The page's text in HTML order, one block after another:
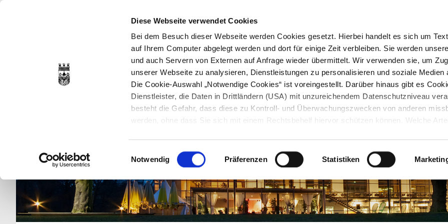
Diese Webseite verwendet Cookies
Bei dem Besuch dieser Webseite werden Cookies gesetzt. Hierbei handelt es sich um
auf Ihrem Computer abgelegt werden und dort für einige Zeit verbleiben. Sie werden
und auch Servern von Externen auf Anfrage wieder übermittelt. Wir verwenden sie, um
unserer Webseite zu analysieren, Dienstleistungen zu personalisieren und soziale Medien
Die Cookie-Auswahl „Notwendige Cookies“ ist voreingestellt. Darüber hinaus gibt es
Dienstleister, die Daten in Drittländern (USA) mit unzureichendem Datenschutzniveau
besteht die Gefahr, dass diese zu Kontroll- und Überwachungszwecken von anderen
werden, ohne dass Sie sich mit einem Rechtsbehelf hiervor schützen können. Welche
Datenschutzerklärung
entnehmen. Die von Ihnen getroffene Auswahl der gewünschten
jederzeit mit Wirkung für die Zukunft angepasst oder
werden.
Einwilligungsauswahl
Notwendig Präferenzen Statistiken
STARTSEITE